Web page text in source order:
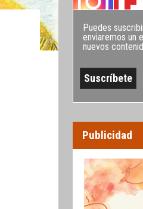
Puedes
enviaremos un
nuevos
Publicidad